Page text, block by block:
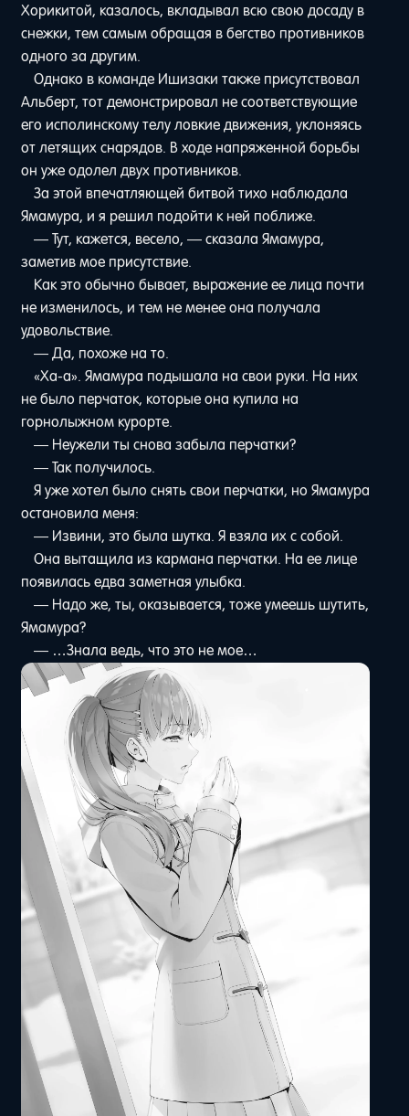
Хорикитой, казалось, вкладывал всю свою досаду в
снежки, тем самым обращая в бегство противников
одного за другим.
Однако в команде Ишизаки также присутствовал
Альберт, тот демонстрировал не соответствующие
его исполинскому телу ловкие движения, уклоняясь
от летящих снарядов. В ходе напряженной борьбы
он уже одолел двух противников.
За этой впечатляющей битвой тихо наблюдала
Ямамура, и я решил подойти к ней поближе.
— Тут, кажется, весело, — сказала Ямамура,
заметив мое присутствие.
Как это обычно бывает, выражение ее лица почти
не изменилось, и тем не менее она получала
удовольствие.
— Да, похоже на то.
«Ха-а». Ямамура подышала на свои руки. На них
не было перчаток, которые она купила на
горнолыжном курорте.
— Неужели ты снова забыла перчатки?
— Так получилось.
Я уже хотел было снять свои перчатки, но Ямамура
остановила меня:
— Извини, это была шутка. Я взяла их с собой.
Она вытащила из кармана перчатки. На ее лице
появилась едва заметная улыбка.
— Надо же, ты, оказывается, тоже умеешь шутить,
Ямамура?
— …Знала ведь, что это не мое…